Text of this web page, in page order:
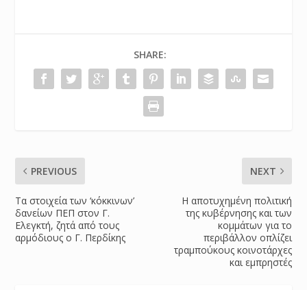
SHARE:
PREVIOUS
Τα στοιχεία των ‘κόκκινων’
δανείων ΠΕΠ στον Γ.
Ελεγκτή, ζητά από τους
αρμόδιους ο Γ. Περδίκης
NEXT
Η αποτυχημένη πολιτική
της κυβέρνησης και των
κομμάτων για το
περιβάλλον οπλίζει
τραμπούκους κοινοτάρχες
και εμπρηστές